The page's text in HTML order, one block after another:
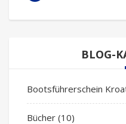
BLOG-
Bootsführerschein
Bücher (10)